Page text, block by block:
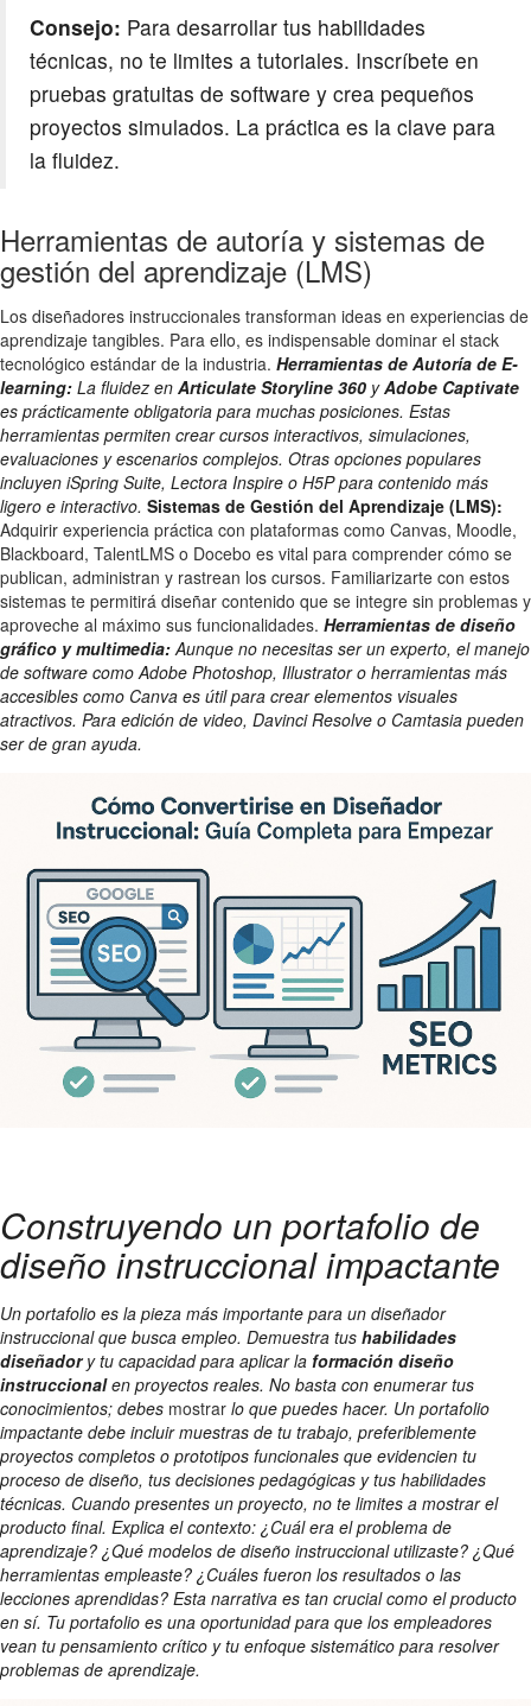
Consejo: Para desarrollar tus habilidades
técnicas, no te limites a tutoriales. Inscríbete en
pruebas gratuitas de software y crea pequeños
proyectos simulados. La práctica es la clave para
la fluidez.
Herramientas de autoría y sistemas de
gestión del aprendizaje (LMS)
Los diseñadores instruccionales transforman ideas en experiencias de
aprendizaje tangibles. Para ello, es indispensable dominar el stack
tecnológico estándar de la industria. Herramientas de Autoría de E-
learning: La fluidez en Articulate Storyline 360 yAdobe Captivate
es prácticamente obligatoria para muchas posiciones. Estas
herramientas permiten crear cursos interactivos, simulaciones,
evaluaciones y escenarios complejos. Otras opciones populares
incluyen iSpring Suite, Lectora Inspire o H5P para contenido más
ligero e interactivo. Sistemas de Gestión del Aprendizaje (LMS):
Adquirir experiencia práctica con plataformas como Canvas, Moodle,
Blackboard, TalentLMS o Docebo es vital para comprender cómo se
publican, administran y rastrean los cursos. Familiarizarte con estos
sistemas te permitirá diseñar contenido que se integre sin problemas y
aproveche al máximo sus funcionalidades. Herramientas de diseño
gráfico y multimedia: Aunque no necesitas ser un experto, el manejo
de software como Adobe Photoshop, Illustrator o herramientas más
accesibles como Canva es útil para crear elementos visuales
atractivos. Para edición de video, Davinci Resolve o Camtasia pueden
ser de gran ayuda.
Construyendo un portafolio de
diseño instruccional impactante
Un portafolio es la pieza más importante para un diseñador
instruccional que busca empleo. Demuestra tus habilidades
diseñadory tu capacidad para aplicar la formación diseño
instruccionalen proyectos reales. No basta con enumerar tus
conocimientos; debes mostrar lo que puedes hacer. Un portafolio
impactante debe incluir muestras de tu trabajo, preferiblemente
proyectos completos o prototipos funcionales que evidencien tu
proceso de diseño, tus decisiones pedagógicas y tus habilidades
técnicas. Cuando presentes un proyecto, no te limites a mostrar el
producto final. Explica el contexto: ¿Cuál era el problema de
aprendizaje? ¿Qué modelos de diseño instruccional utilizaste? ¿Qué
herramientas empleaste? ¿Cuáles fueron los resultados o las
lecciones aprendidas? Esta narrativa es tan crucial como el producto
en sí. Tu portafolio es una oportunidad para que los empleadores
vean tu pensamiento crítico y tu enfoque sistemático para resolver
problemas de aprendizaje.